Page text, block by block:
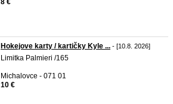
8 €
Hokejove karty / kartičky Kyle ... - [10.8. 2026]
Limitka Palmieri /165
Michalovce - 071 01
10 €